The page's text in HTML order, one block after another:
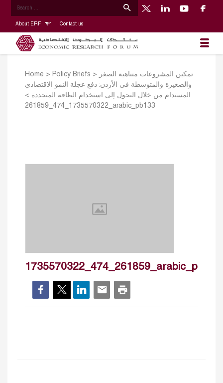
About ERF Contact us
Home > Policy Briefs >
تمكين المشروعات متناهية الصغر
والصغيرة والمتوسطة في الأردن: دفع عجلة النمو الاقتصادي
المستدام من خلال التحول إلى استخدام الطاقة المتجددة >
1735570322_474_261859_arabic_pb133
1735570322_474_261859_arabic_pb133